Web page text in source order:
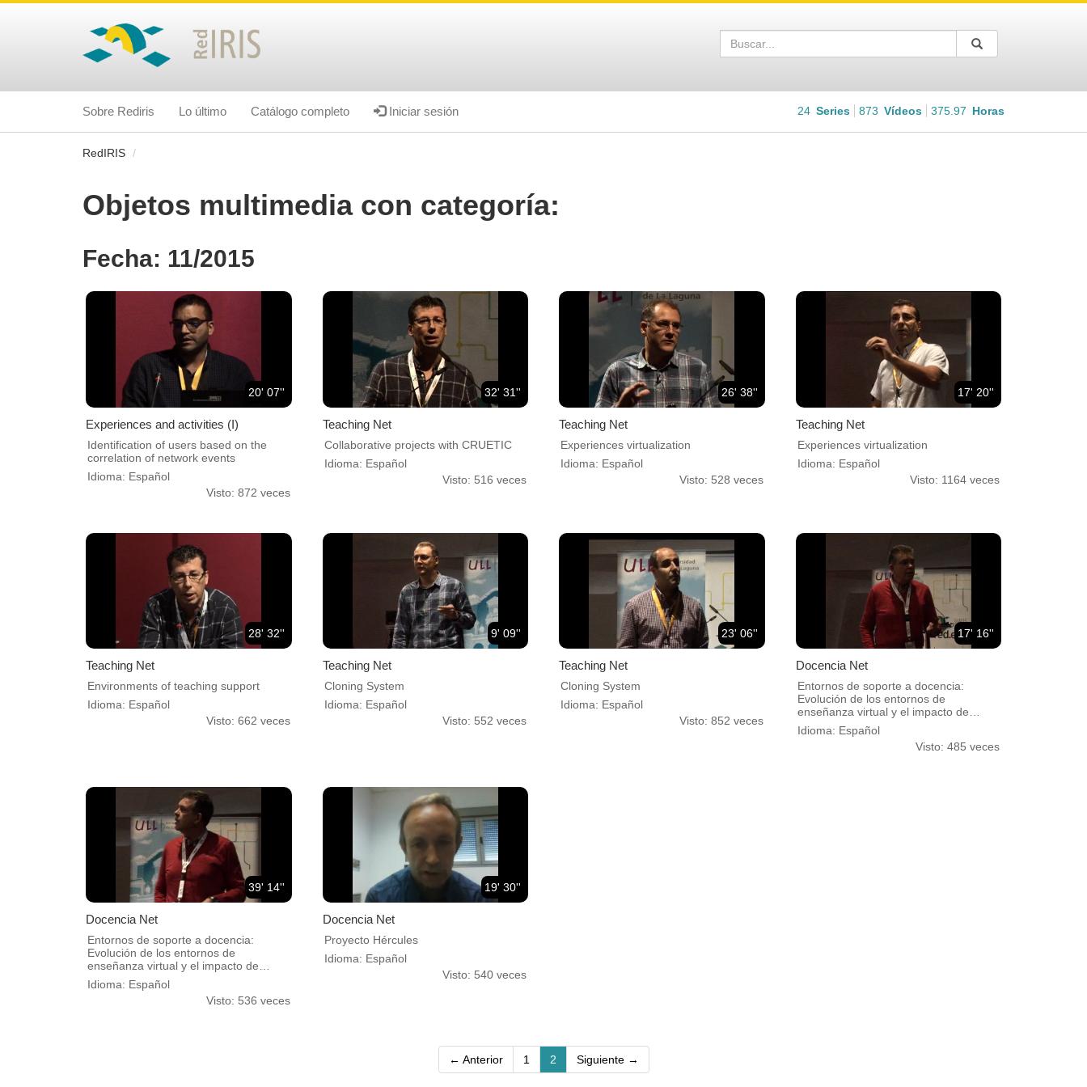
Buscar Enviar
Buscar
Sobre Rediris Lo último Catálogo completo Iniciar sesión 24 Series 873 Vídeos 375.97 Horas
RedIRIS
Objetos multimedia con categoría:
Fecha: 11/2015
20' 07''
Experiences and activities (I)
Identification of users based on the
correlation of network events
Idioma: Español
Visto: 872 veces
32' 31''
Teaching Net
Collaborative projects with CRUETIC
Idioma: Español
Visto: 516 veces
26' 38''
Teaching Net
Experiences virtualization
Idioma: Español
Visto: 528 veces
17' 20''
Teaching Net
Experiences virtualization
Idioma: Español
Visto: 1164 veces
28' 32''
Teaching Net
Environments of teaching support
Idioma: Español
Visto: 662 veces
9' 09''
Teaching Net
Cloning System
Idioma: Español
Visto: 552 veces
23' 06''
Teaching Net
Cloning System
Idioma: Español
Visto: 852 veces
17' 16''
Docencia Net
Entornos de soporte a docencia:
Evolución de los entornos de
enseñanza virtual y el impacto de
estándares
Idioma: Español
Visto: 485 veces
39' 14''
Docencia Net
Entornos de soporte a docencia:
Evolución de los entornos de
enseñanza virtual y el impacto de
estándares
Idioma: Español
Visto: 536 veces
19' 30''
Docencia Net
Proyecto Hércules
Idioma: Español
Visto: 540 veces
← Anterior 1 2(current)Siguiente →